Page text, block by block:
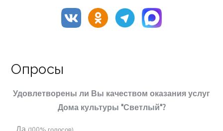
Опросы
Удовлетворены ли Вы качеством оказания услуг
Дома культуры "Светлый"?